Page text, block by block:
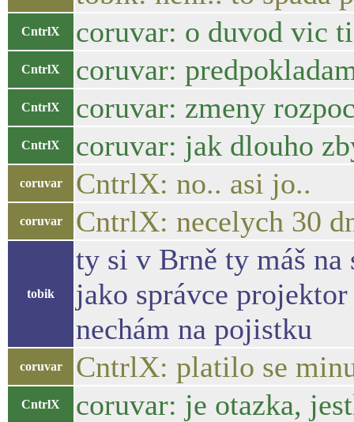
CntrlX coruvar: o duvod vic
CntrlX coruvar:
CntrlX coruvar: zmeny
CntrlX coruvar: jak dlouho
coruvar CntrlX: no.. asi jo..
coruvar CntrlX: necelych 30
tobik
ty si v Brně ty máš na
jako správce
nechám na pojistku
coruvar CntrlX: platilo se
CntrlX coruvar: je otazka,